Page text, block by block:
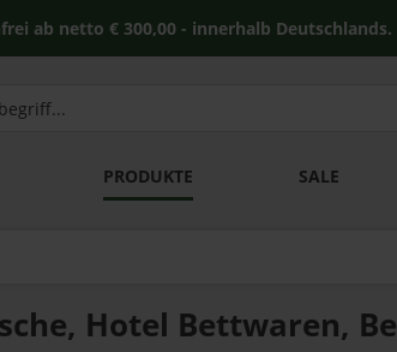
€ 300,00 - innerhalb Deutschlands.
PRODUKTE SALE
Hotel Bettwaren,